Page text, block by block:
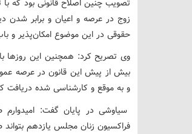
تصویب چنین اصلاح قانونی بود که
زوج در عرصه و اعیان و برابر شدن
حقوقی در این موضوع امکان‌پذیر و
وی تصریح کرد: همچنین این روزها
بیش از پیش این قانون در عرصه
و به موقع و کارشناسی شده دریافت
سیاوشی در پایان گفت:
فراکسیون زنان‌ مجلس یازدهم